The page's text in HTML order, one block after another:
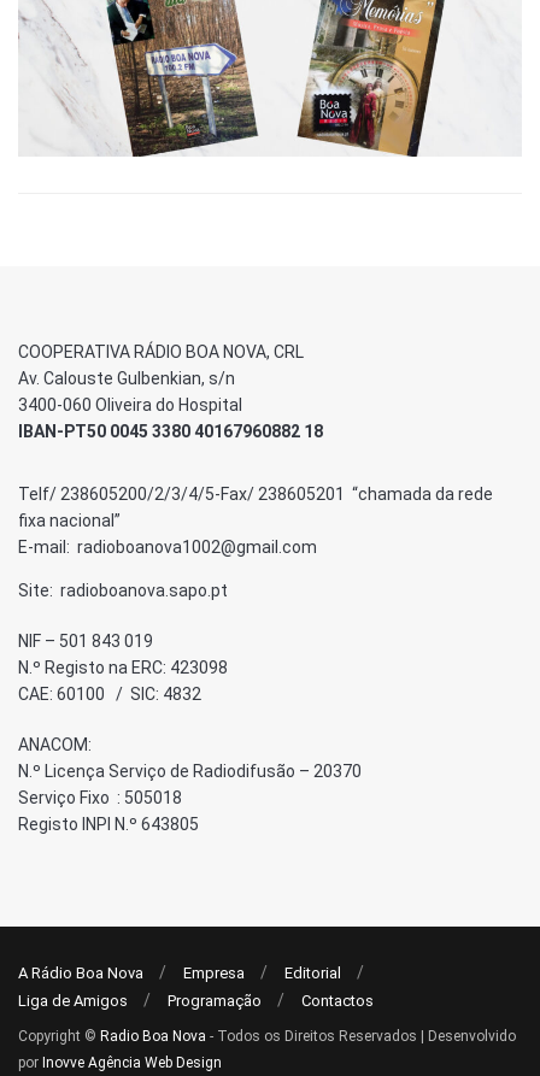
COOPERATIVA RÁDIO BOA NOVA, CRL
Av. Calouste Gulbenkian, s/n
3400-060 Oliveira do Hospital
IBAN-PT50 0045 3380 40167960882 18
Telf/ 238605200/2/3/4/5-Fax/ 238605201 “chamada da rede
fixa nacional”
E-mail: radioboanova1002@gmail.com
Site: radioboanova.sapo.pt
NIF – 501 843 019
N.º Registo na ERC: 423098
CAE: 60100 / SIC: 4832
ANACOM:
N.º Licença Serviço de Radiodifusão – 20370
Serviço Fixo : 505018
Registo INPI N.º 643805
A Rádio Boa Nova Empresa
Editorial
Liga de Amigos
Programação Contactos
Copyright © Radio Boa Nova - Todos os Direitos Reservados | Desenvolvido
por Inovve Agência Web Design